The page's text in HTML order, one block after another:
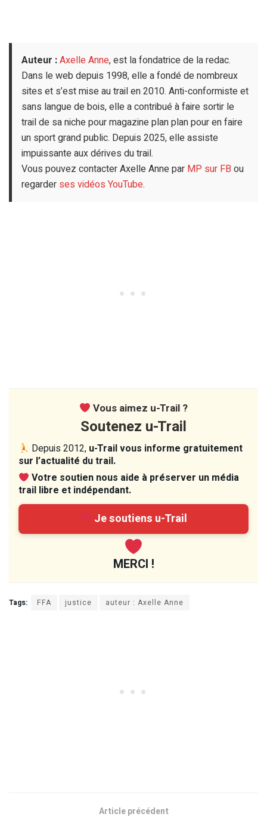
Auteur :Axelle Anne, est la fondatrice de la redac.
Dans le web depuis 1998, elle a fondé de nombreux
sites et s’est mise au trail en 2010. Anti-conformiste et
sans langue de bois, elle a contribué à faire sortir le
trail de sa niche pour magazine plan plan pour en faire
un sport grand public. Depuis 2025, elle assiste
impuissante aux dérives du trail.
Vous pouvez contacter Axelle Anne par MP sur FB ou
regarder ses vidéos YouTube.
Vous aimez u-Trail ?
Soutenez u-Trail
Depuis 2012, u-Trail vous informe gratuitement
sur l’actualité du trail.
Votre soutien nous aide à préserver un média
trail libre et indépendant.
Je soutiens u-Trail
MERCI !
Tags: FFA justice auteur : Axelle Anne
Article précédent